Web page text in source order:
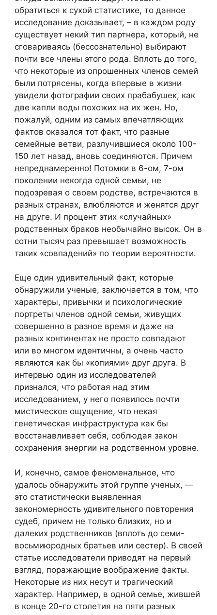
обратиться к сухой статистике, то данное
исследование доказывает, – в каждом роду
существует некий тип партнера, который, не
сговариваясь (бессознательно) выбирают
почти все члены этого рода. Вплоть до того,
что некоторые из опрошенных членов семей
были потрясены, когда впервые в жизни
увидели фотографии своих прабабушек, как
две капли воды похожих на их жен. Но,
пожалуй, одним из самых впечатляющих
фактов оказался тот факт, что разные
семейные ветви, разлучившиеся около 100-
150 лет назад, вновь соединяются. Причем
непреднамеренно! Потомки в 6-ом, 7-ом
поколении некогда одной семьи, не
подозревая о своем родстве, встречаются в
разных странах, влюбляются и женятся друг
на друге. И процент этих «случайных»
родственных браков необычайно высок. Он в
сотни тысяч раз превышает возможность
таких «совпадений» по теории вероятности.
Еще один удивительный факт, которые
обнаружили ученые, заключается в том, что
характеры, привычки и психологические
портреты членов одной семьи, живущих
совершенно в разное время и даже на
разных континентах не просто совпадают
или во многом идентичны, а очень часто
являются как бы «копиями» друг друга. В
интервью один из исследователей
признался, что работая над этим
исследованием, у него появилось почти
мистическое ощущение, что некая
генетическая инфраструктура как бы
восстанавливает себя, соблюдая закон
сохранения энергии на родственном уровне.
И, конечно, самое феноменальное, что
удалось обнаружить этой группе ученых, —
это статистически выявленная
закономерность удивительного повторения
судеб, причем не только близких, но и
далеких родственников (вплоть до семи-
восьмиюродных братьев или сестер). В своей
статье исследователи приводят на первый
взгляд, поражающие воображение факты.
Некоторые из них несут и трагический
характер. Например, в одной семье, жившей
в конце 20-го столетия на пяти разных